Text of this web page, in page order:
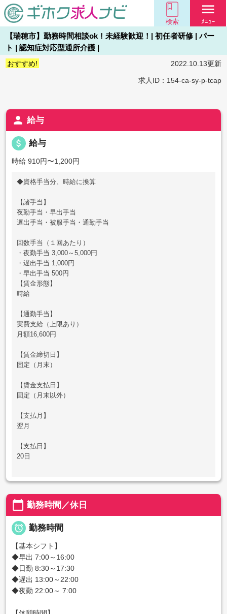
検索
menu
ﾒﾆｭｰ
【瑞穂市】勤務時間相談ok！未経験歓迎！| 初任者研修 | パー
ト | 認知症対応型通所介護 |
おすすめ! 2022.10.13更新
求人ID：154-ca-sy-p-tcap
person 給与
attach_money 給与
時給 910円〜1,200円
◆資格手当分、時給に換算
【諸手当】
夜勤手当・早出手当
遅出手当・被服手当・通勤手当
回数手当（１回あたり）
・夜勤手当 3,000～5,000円
・遅出手当 1,000円
・早出手当 500円
【賃金形態】
時給
【通勤手当】
実費支給（上限あり）
月額16,600円
【賃金締切日】
固定（月末）
【賃金支払日】
固定（月末以外）
【支払月】
翌月
【支払日】
20日
calendar_today 勤務時間／休日
 勤務時間
【基本シフト】
◆早出 7:00～16:00
◆日勤 8:30～17:30
◆遅出 13:00～22:00
◆夜勤 22:00～ 7:00